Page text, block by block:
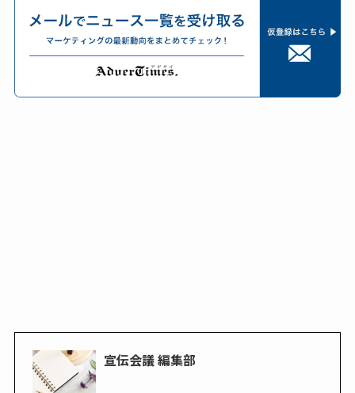
宣伝会議 編集部